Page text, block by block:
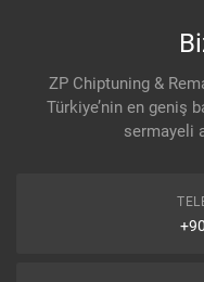
ZP Chiptuning &
Türkiye’nin en geniş
sermayeli